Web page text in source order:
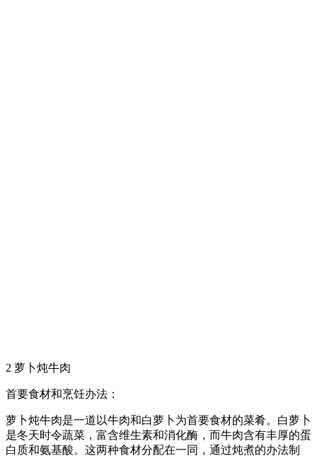
2 萝卜炖牛肉
首要食材和烹饪办法：
萝卜炖牛肉是一道以牛肉和白萝卜为首要食材的菜肴。白萝卜
是冬天时令蔬菜，富含维生素和消化酶，而牛肉含有丰厚的蛋
白质和氨基酸。这两种食材分配在一同，通过炖煮的办法制